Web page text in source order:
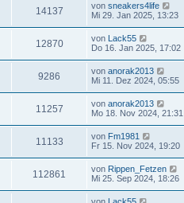
14137 von sneakers4life
Mi 29. Jan 2025, 13:23
12870 von Lack55
Do 16. Jan 2025, 17:02
9286 von anorak2013
Mi 11. Dez 2024, 05:55
11257 von anorak2013
Mo 18. Nov 2024, 21:31
11133 von Fm1981
Fr 15. Nov 2024, 19:20
112861 von Rippen_Fetzen
Mi 25. Sep 2024, 18:26